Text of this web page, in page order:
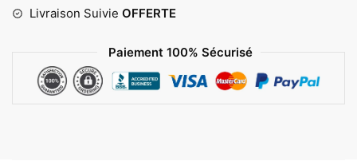
Livraison Suivie OFFERTE
Paiement 100% Sécurisé